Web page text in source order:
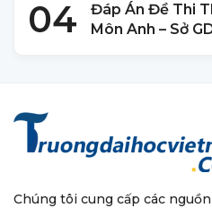
04
Đáp Án Đề Thi
Môn Anh – Sở
Chúng tôi cung cấp các